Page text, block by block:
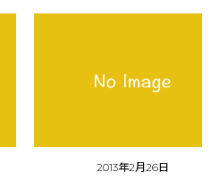
2013年2月26日